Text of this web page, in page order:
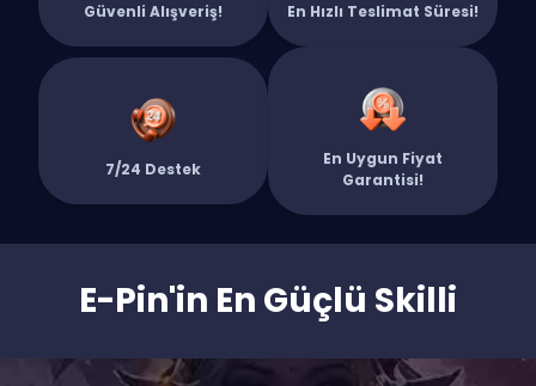
Güvenli Alışveriş! En Hızlı Teslimat Süresi!
7/24 Destek
En Uygun Fiyat
Garantisi!
E-Pin'in En Güçlü Skilli